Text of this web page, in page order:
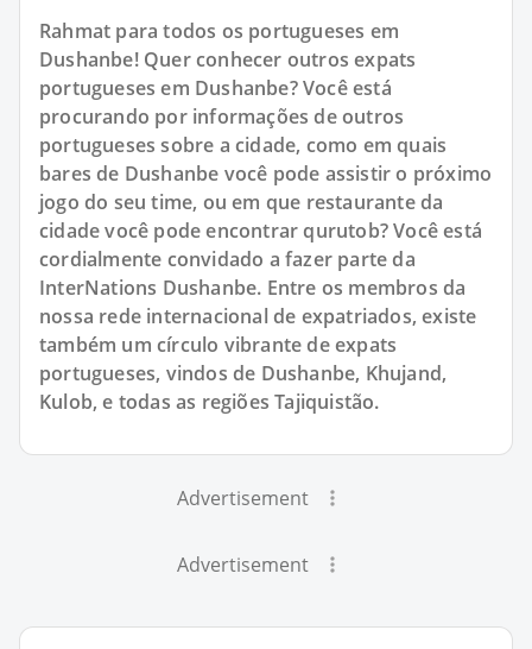
Rahmat para todos os portugueses em
Dushanbe! Quer conhecer outros expats
portugueses em Dushanbe? Você está
procurando por informações de outros
portugueses sobre a cidade, como em quais
bares de Dushanbe você pode assistir o próximo
jogo do seu time, ou em que restaurante da
cidade você pode encontrar qurutob? Você está
cordialmente convidado a fazer parte da
InterNations Dushanbe. Entre os membros da
nossa rede internacional de expatriados, existe
também um círculo vibrante de expats
portugueses, vindos de Dushanbe, Khujand,
Kulob, e todas as regiões Tajiquistão.
Advertisement
Advertisement